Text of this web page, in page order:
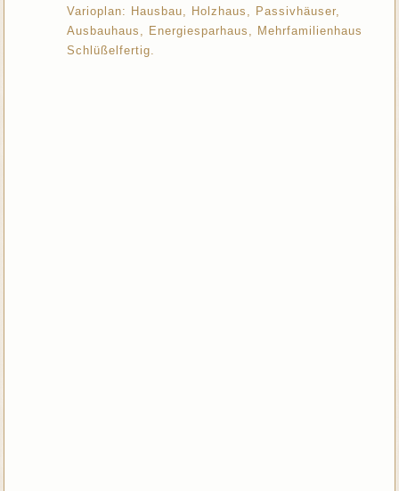
Varioplan: Hausbau, Holzhaus, Passivhäuser,
Ausbauhaus, Energiesparhaus, Mehrfamilienhaus
Schlüßelfertig.